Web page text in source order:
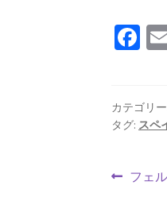
Fa
o
o
k
カテゴリ
タグ: スペ
投前
フェ